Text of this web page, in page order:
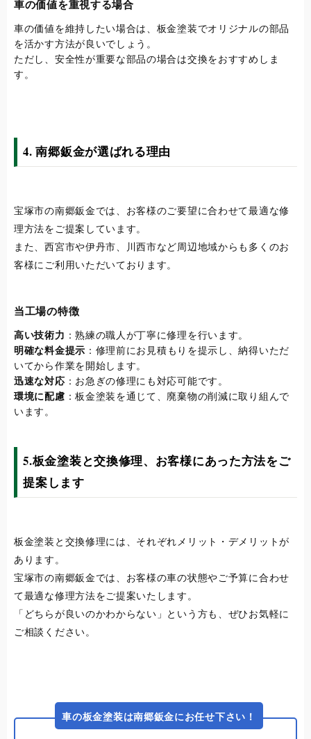
車の価値を重視する場合
車の価値を維持したい場合は、板金塗装でオリジナルの部品
を活かす方法が良いでしょう。
ただし、安全性が重要な部品の場合は交換をおすすめしま
す。
4. 南郷鈑金が選ばれる理由
宝塚市の南郷鈑金では、お客様のご要望に合わせて最適な修
理方法をご提案しています。
また、西宮市や伊丹市、川西市など周辺地域からも多くのお
客様にご利用いただいております。
当工場の特徴
高い技術力 ：熟練の職人が丁寧に修理を行います。
明確な料金提示 ：修理前にお見積もりを提示し、納得いただ
いてから作業を開始します。
迅速な対応 ：お急ぎの修理にも対応可能です。
環境に配慮 ：板金塗装を通じて、廃棄物の削減に取り組んで
います。
5.板金塗装と交換修理、お客様にあった方法をご
提案します
板金塗装と交換修理には、それぞれメリット・デメリットが
あります。
宝塚市の南郷鈑金では、お客様の車の状態やご予算に合わせ
て最適な修理方法をご提案いたします。
「どちらが良いのかわからない」という方も、ぜひお気軽に
ご相談ください。
車の板金塗装は南郷鈑金にお任せ下さい！